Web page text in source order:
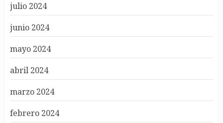
julio 2024
junio 2024
mayo 2024
abril 2024
marzo 2024
febrero 2024